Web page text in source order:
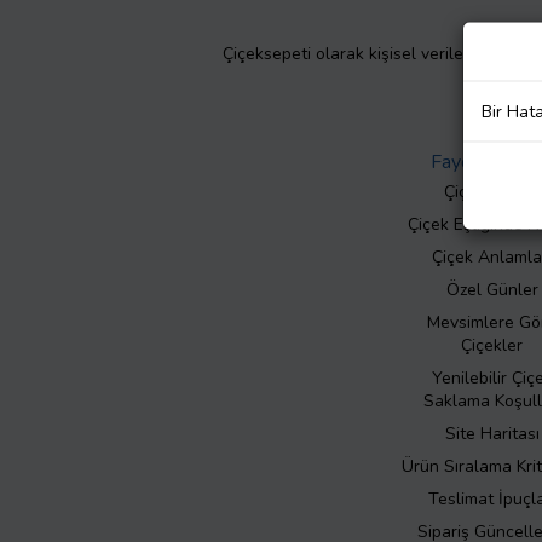
Çiçeksepeti olarak kişisel verilerinizin
Faydalı Bilgiler
Çiçek Bakımı
Çiçek Eşliğinde
Çiçek
Özel Günler
Mevsimlere
Çiçekler
Yenilebilir
Saklama
Site Haritası
Ürün Sıralama
Teslimat
Sipariş
Bir